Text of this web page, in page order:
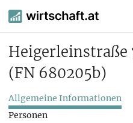
Heigerleinstraße
(FN 680205b)
Allgemeine Informationen
Personen